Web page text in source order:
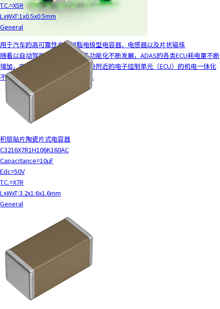
用于汽车的高可靠性产品树脂电极型电容器、电感器以及片状磁珠
随着以自动驾驶为目的的汽车多功能化不断发展，ADAS的各类ECU耗电量不断
增加，安装于发动机舱等机构部分附近的电子控制单元（ECU）的机电一体化
不断发展。为此，一辆汽车中搭...
T.C.=X5R
LxWxT:1x0.5x0.5mm
General
积层贴片陶瓷片式电容器
C3216X7R1H106K160AC
Capacitance=10μF
Edc=50V
T.C.=X7R
LxWxT:3.2x1.6x1.6mm
General